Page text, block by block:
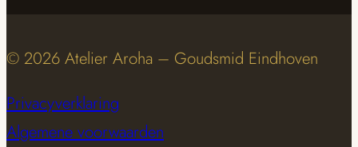
© 2026 Atelier Aroha – Goudsmid Eindhoven
Privacyverklaring
Algemene voorwaarden